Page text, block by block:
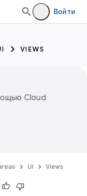
Войти
VIEWS
Cloud
UI Views